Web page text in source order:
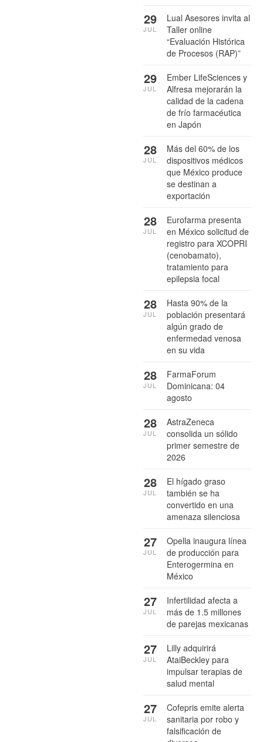
Lual Asesores invita al
Taller online
“Evaluación Histórica
de Procesos (RAP)”
29
JUL
Ember LifeSciences y
Alfresa mejorarán la
calidad de la cadena
de frío farmacéutica
en Japón
29
JUL
Más del 60% de los
dispositivos médicos
que México produce
se destinan a
exportación
28
JUL
Eurofarma presenta
en México solicitud de
registro para XCOPRI
(cenobamato),
tratamiento para
epilepsia focal
28
JUL
Hasta 90% de la
población presentará
algún grado de
enfermedad venosa
en su vida
28
JUL
FarmaForum
Dominicana: 04
agosto
28
JUL
AstraZeneca
consolida un sólido
primer semestre de
2026
28
JUL
El hígado graso
también se ha
convertido en una
amenaza silenciosa
28
JUL
Opella inaugura línea
de producción para
Enterogermina en
México
27
JUL
Infertilidad afecta a
más de 1.5 millones
de parejas mexicanas
27
JUL
Lilly adquirirá
AtaiBeckley para
impulsar terapias de
salud mental
27
JUL
Cofepris emite alerta
sanitaria por robo y
falsificación de
27
JUL